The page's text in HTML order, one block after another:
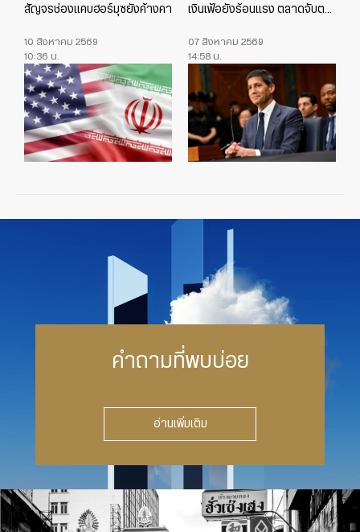
สัญจรช่องแคบฮอร์มุซยังค้างคา
10 สิงหาคม 2569
10:36 น.
เงินเฟ้อยังร้อนแรง ตลาดจับตา
07 สิงหาคม 2569
14:58 น.
คำถามที่พบบ่อย
อ่านเพิ่มเติม